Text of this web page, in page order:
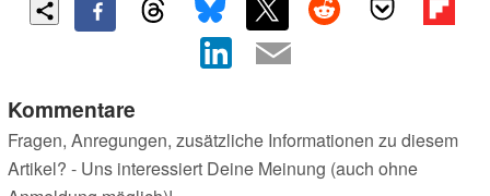
Kommentare
Fragen, Anregungen, zusätzliche Informationen zu diesem
Artikel? - Uns interessiert Deine Meinung (auch ohne